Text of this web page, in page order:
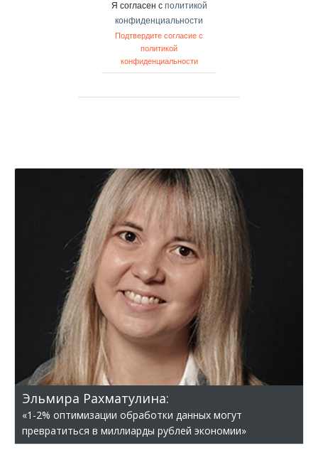
Я согласен с политикой
конфиденциальности
Подтвердите согласие с
политикой
конфиденциальности
Эльмира Рахматулина:
«1-2% оптимизации обработки данных могут
превратиться в миллиарды рублей экономии»